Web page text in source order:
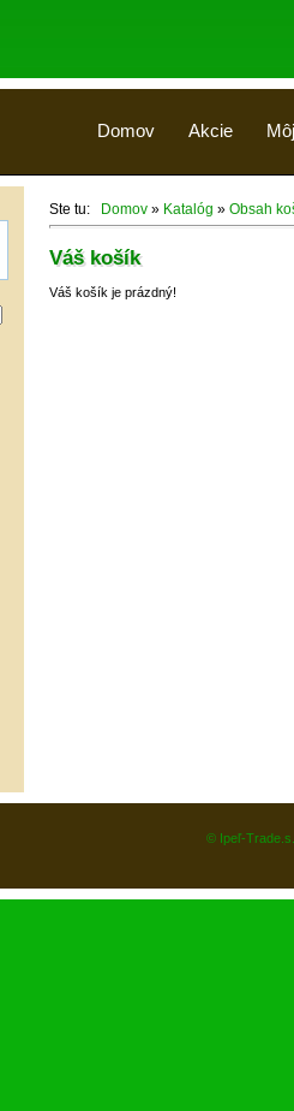
Domov Akcie
Ste tu: Domov » Katalóg » Obsah
Váš košík
Váš košík je prázdný!
© Ipeľ-